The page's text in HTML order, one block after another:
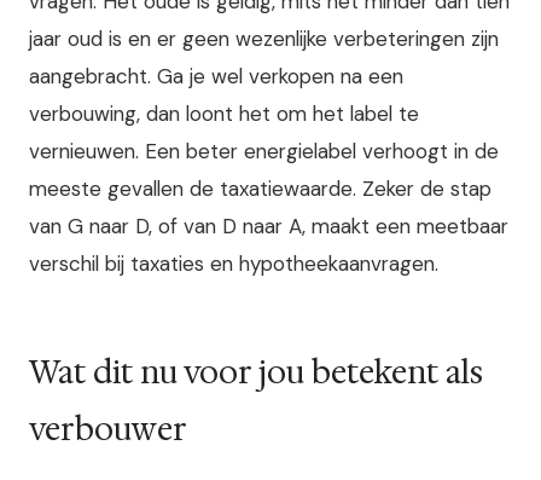
jaar oud is en er geen wezenlijke verbeteringen zijn
aangebracht. Ga je wel verkopen na een
verbouwing, dan loont het om het label te
vernieuwen. Een beter energielabel verhoogt in de
meeste gevallen de taxatiewaarde. Zeker de stap
van G naar D, of van D naar A, maakt een meetbaar
verschil bij taxaties en hypotheekaanvragen.
Wat dit nu voor jou betekent als
verbouwer